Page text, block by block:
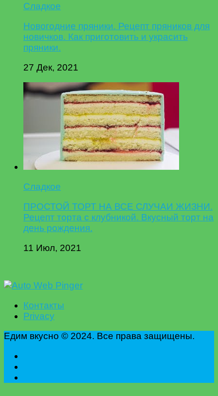
Сладкое
Новогодние пряники. Рецепт пряников для
новичков. Как приготовить и украсить
пряники.
27 Дек, 2021
Сладкое
ПРОСТОЙ ТОРТ НА ВСЕ СЛУЧАИ ЖИЗНИ.
Рецепт торта с клубникой. Вкусный торт на
день рождения.
11 Июл, 2021
Контакты
Privacy
Едим вкусно © 2024. Все права защищены.